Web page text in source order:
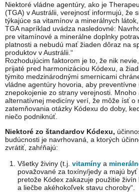
Niektoré vládne agentúry, ako je
(TGA) v Austrálii, verejnosť informujú, že
týkajúce sa vitamínov a minerálnych
TGA napríklad uvádza nasledovné:
pre vitamínové a minerálne doplnky
platnosti a nebudú mať žiaden dôraz na
produktov v Austrálii.“
Rozhodujúcim faktorom je to, že nik
prijaté pred harmonizáciou Kódexu, a
týmito medzinárodnými smernicami
vládne agentúry hovoria, aby preventívne
znepokojenie zo strany verejnosti. Mnoho
alternatívnej medicíny verí, že môže ísť o
zatemňovania otázky Kódexu do doby,
niečo podniknúť.
Niektoré zo štandardov Kódexu,
budúcnosti je navrhovaná, a ktorých
zvrátiť, zahŕňajú:
Všetky živiny (t.j.vitamíny a
považované za toxíny/jedy a majú
pretože Kódex zakazuje použitie živín
a liečbe akéhokoľvek stavu choroby“.